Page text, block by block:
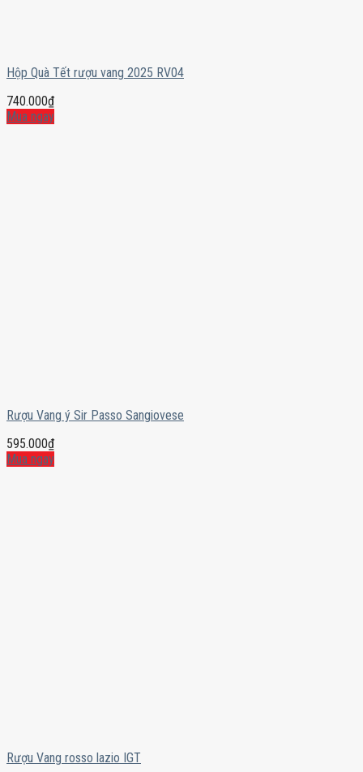
Hộp Quà Tết rượu vang 2025 RV04
740.000₫
Mua ngay
Rượu Vang ý Sir Passo Sangiovese
595.000₫
Mua ngay
Rượu Vang rosso lazio IGT